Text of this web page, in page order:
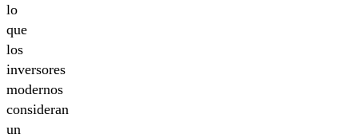
lo
que
los
inversores
modernos
consideran
un